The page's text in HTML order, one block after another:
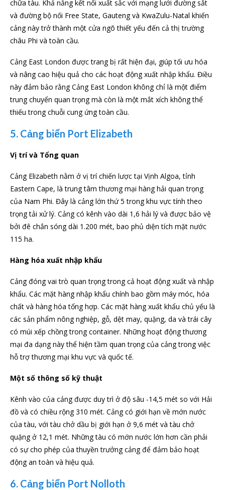
chữa tàu. Khả năng kết nối xuất sắc với mạng lưới đường sắt
và đường bộ nối Free State, Gauteng và KwaZulu-Natal khiến
cảng này trở thành một cửa ngõ thiết yếu đến cả thị trường
châu Phi và toàn cầu.
Cảng East London được trang bị rất hiện đại, giúp tối ưu hóa
và nâng cao hiệu quả cho các hoạt động xuất nhập khẩu. Điều
này đảm bảo rằng Cảng East London không chỉ là một điểm
trung chuyển quan trọng mà còn là một mắt xích không thể
thiếu trong chuỗi cung ứng toàn cầu.
5. Cảng biển Port Elizabeth
Vị trí và Tổng quan
Cảng Elizabeth nằm ở vị trí chiến lược tại Vịnh Algoa, tỉnh
Eastern Cape, là trung tâm thương mại hàng hải quan trọng
của Nam Phi. Đây là cảng lớn thứ 5 trong khu vực tính theo
trọng tải xử lý. Cảng có kênh vào dài 1,6 hải lý và được bảo vệ
bởi đê chắn sóng dài 1.200 mét, bao phủ diện tích mặt nước
115 ha.
Hàng hóa xuất nhập khẩu
Cảng đóng vai trò quan trọng trong cả hoạt động xuất và nhập
khẩu. Các mặt hàng nhập khẩu chính bao gồm máy móc, hóa
chất và hàng hóa tổng hợp. Các mặt hàng xuất khẩu chủ yếu là
các sản phẩm nông nghiệp, gỗ, dệt may, quặng, da và trái cây
có múi xếp chồng trong container. Những hoạt động thương
mại đa dạng này thể hiện tầm quan trọng của cảng trong việc
hỗ trợ thương mại khu vực và quốc tế.
Một số thông số kỹ thuật
Kênh vào của cảng được duy trì ở độ sâu -14,5 mét so với Hải
đồ và có chiều rộng 310 mét. Cảng có giới hạn về mớn nước
của tàu, với tàu chở dầu bị giới hạn ở 9,6 mét và tàu chở
quặng ở 12,1 mét. Những tàu có mớn nước lớn hơn cần phải
có sự cho phép của thuyền trưởng cảng để đảm bảo hoạt
động an toàn và hiệu quả.
6. Cảng biển Port Nolloth